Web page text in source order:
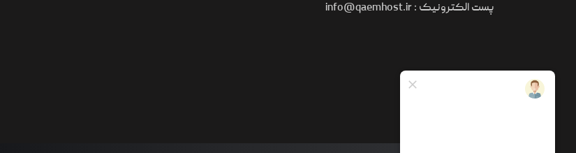
پست الکترونیک :info@qaemhost.ir